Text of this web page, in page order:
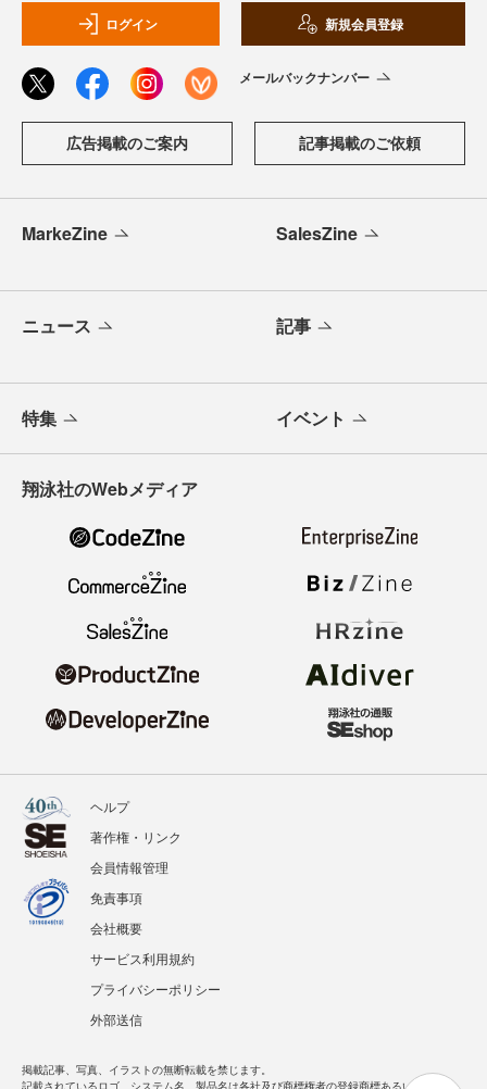
ログイン 新規会員登録
メールバックナンバー
広告掲載のご案内 記事掲載のご依頼
MarkeZine SalesZine
ニュース 記事
特集 イベント
翔泳社のWebメディア
ヘルプ
著作権・リンク
会員情報管理
免責事項
会社概要
サービス利用規約
プライバシーポリシー
外部送信
掲載記事、写真、イラストの無断転載を禁じます。
記載されているロゴ、システム名、製品名は各社及び商標権者の登録商標あるいは商標で